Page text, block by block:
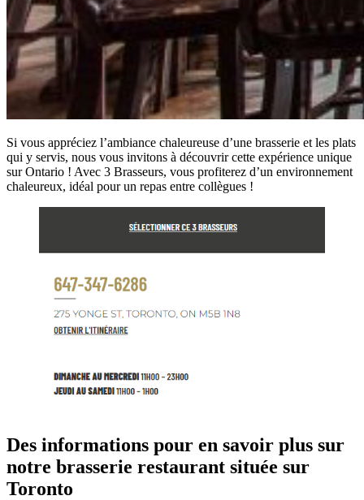
Si vous appréciez l’ambiance chaleureuse d’une brasserie et les plats
qui y servis, nous vous invitons à découvrir cette expérience unique
sur Ontario ! Avec 3 Brasseurs, vous profiterez d’un environnement
chaleureux, idéal pour un repas entre collègues !
Des informations pour en savoir plus sur
notre brasserie restaurant située sur
Toronto